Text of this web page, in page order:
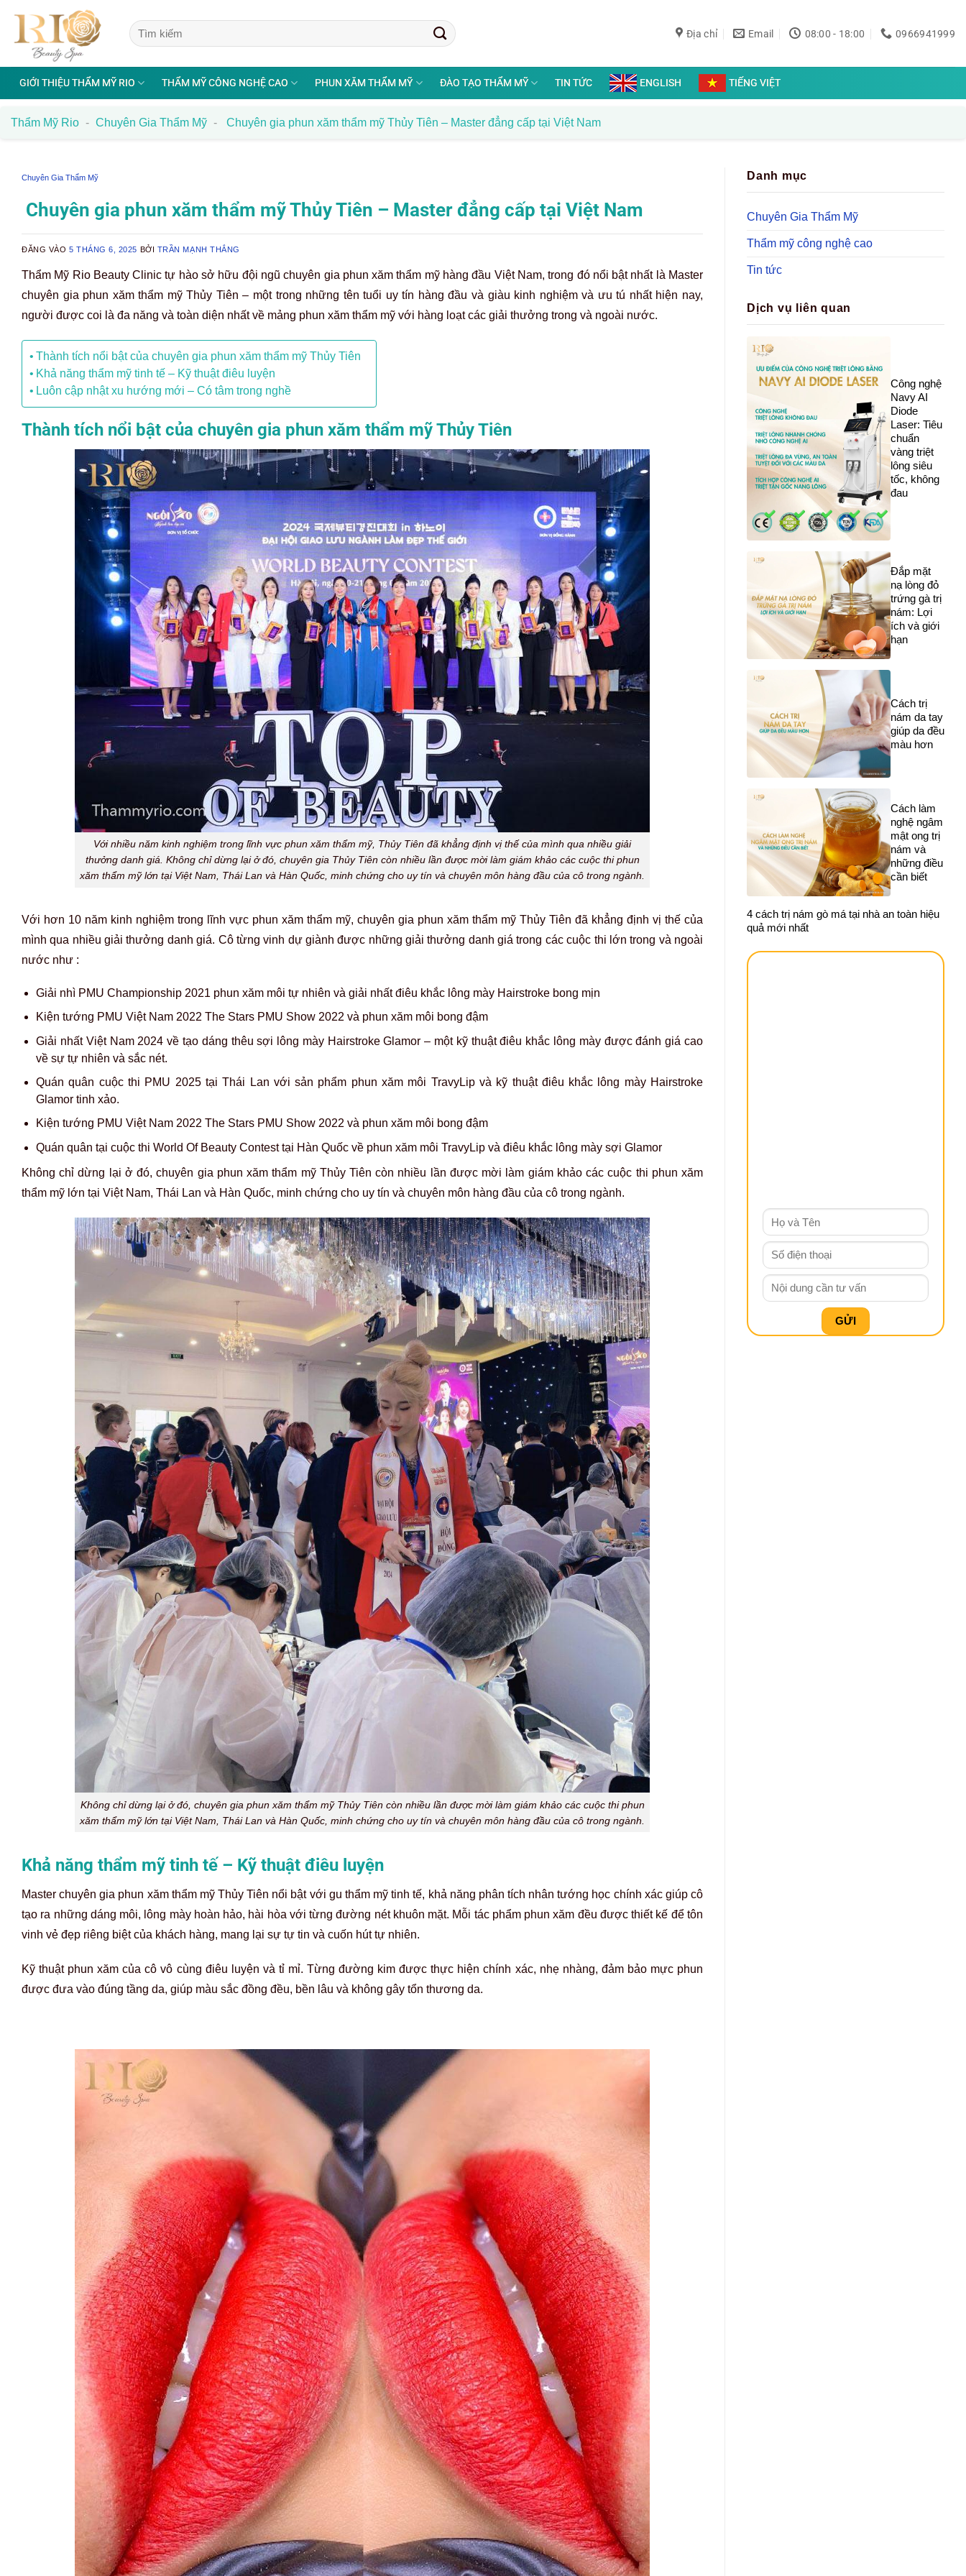
nội
Địa chỉ Email 08:00 - 18:00 0966941999
GIỚI THIỆU THẨM MỸ RIO THẨM MỸ CÔNG NGHỆ CAO PHUN XĂM THẨM MỸ ĐÀO TẠO THẨM MỸ TIN TỨC ENGLISH TIẾNG VIỆT
Thẩm Mỹ Rio - Chuyên Gia Thẩm Mỹ - Chuyên gia phun xăm thẩm mỹ Thủy Tiên – Master đẳng cấp tại Việt Nam
Chuyên Gia Thẩm Mỹ
Chuyên gia phun xăm thẩm mỹ Thủy Tiên – Master đẳng cấp tại Việt Nam
ĐĂNG VÀO 5 THÁNG 6, 2025 BỞI TRẦN MẠNH THẮNG
Thẩm Mỹ Rio Beauty Clinic tự hào sở hữu đội ngũ chuyên gia phun xăm thẩm mỹ hàng đầu Việt Nam, trong đó nổi bật nhất là Master
chuyên gia phun xăm thẩm mỹ Thủy Tiên – một trong những tên tuổi uy tín hàng đầu và giàu kinh nghiệm và ưu tú nhất hiện nay,
người được coi là đa năng và toàn diện nhất về mảng phun xăm thẩm mỹ với hàng loạt các giải thưởng trong và ngoài nước.
Thành tích nổi bật của chuyên gia phun xăm thẩm mỹ Thủy Tiên
Khả năng thẩm mỹ tinh tế – Kỹ thuật điêu luyện
Luôn cập nhật xu hướng mới – Có tâm trong nghề
Thành tích nổi bật của chuyên gia phun xăm thẩm mỹ Thủy Tiên
Với nhiều năm kinh nghiệm trong lĩnh vực phun xăm thẩm mỹ, Thủy Tiên đã khẳng định vị thế của mình qua nhiều giải
thưởng danh giá. Không chỉ dừng lại ở đó, chuyên gia Thủy Tiên còn nhiều lần được mời làm giám khảo các cuộc thi phun
xăm thẩm mỹ lớn tại Việt Nam, Thái Lan và Hàn Quốc, minh chứng cho uy tín và chuyên môn hàng đầu của cô trong ngành.
Với hơn 10 năm kinh nghiệm trong lĩnh vực phun xăm thẩm mỹ, chuyên gia phun xăm thẩm mỹ Thủy Tiên đã khẳng định vị thế của
mình qua nhiều giải thưởng danh giá. Cô từng vinh dự giành được những giải thưởng danh giá trong các cuộc thi lớn trong và ngoài
nước như :
Giải nhì PMUChampionship 2021 phun xăm môi tự nhiên và giải nhất điêu khắc lông mày Hairstroke bong mịn
Kiện tướng PMU Việt Nam 2022The Stars PMU Show 2022 và phun xăm môi bong đậm
Giải nhất Việt Nam 2024 về tạo dáng thêu sợi lông mày Hairstroke Glamor – một kỹ thuật điêu khắc lông mày được đánh giá cao
về sự tự nhiên và sắc nét.
Quán quân cuộc thi PMU 2025 tại Thái Lan với sản phẩm phun xăm môi TravyLip và kỹ thuật điêu khắc lông mày Hairstroke
Glamor tinh xảo.
Kiện tướng PMU Việt Nam 2022The Stars PMU Show 2022 và phun xăm môi bong đậm
Quán quân tại cuộc thi World Of Beauty Contest tại Hàn Quốc về phun xăm môi TravyLip và điêu khắc lông mày sợi Glamor
Không chỉ dừng lại ở đó, chuyên gia phun xăm thẩm mỹ Thủy Tiên còn nhiều lần được mời làm giám khảo các cuộc thi phun xăm
thẩm mỹ lớn tại Việt Nam, Thái Lan và Hàn Quốc, minh chứng cho uy tín và chuyên môn hàng đầu của cô trong ngành.
Không chỉ dừng lại ở đó, chuyên gia phun xăm thẩm mỹ Thủy Tiên còn nhiều lần được mời làm giám khảo các cuộc thi phun
xăm thẩm mỹ lớn tại Việt Nam, Thái Lan và Hàn Quốc, minh chứng cho uy tín và chuyên môn hàng đầu của cô trong ngành.
Khả năng thẩm mỹ tinh tế – Kỹ thuật điêu luyện
Master chuyên gia phun xăm thẩm mỹ Thủy Tiên nổi bật với gu thẩm mỹ tinh tế, khả năng phân tích nhân tướng học chính xác giúp cô
tạo ra những dáng môi, lông mày hoàn hảo, hài hòa với từng đường nét khuôn mặt. Mỗi tác phẩm phun xăm đều được thiết kế để tôn
vinh vẻ đẹp riêng biệt của khách hàng, mang lại sự tự tin và cuốn hút tự nhiên.
Kỹ thuật phun xăm của cô vô cùng điêu luyện và tỉ mỉ. Từng đường kim được thực hiện chính xác, nhẹ nhàng, đảm bảo mực phun
được đưa vào đúng tầng da, giúp màu sắc đồng đều, bền lâu và không gây tổn thương da.
Danh mục
Chuyên Gia Thẩm Mỹ
Thẩm mỹ công nghệ cao
Tin tức
Dịch vụ liên quan
Công nghệ
Navy AI
Diode
Laser: Tiêu
chuẩn
vàng triệt
lông siêu
tốc, không
đau
Đắp mặt
nạ lòng đỏ
trứng gà trị
nám: Lợi
ích và giới
hạn
Cách trị
nám da tay
giúp da đều
màu hơn
Cách làm
nghệ ngâm
mật ong trị
nám và
những điều
cần biết
4 cách trị nám gò má tại nhà an toàn hiệu
quả mới nhất